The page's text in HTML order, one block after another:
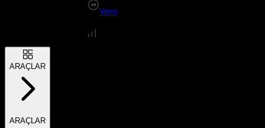
Yeni
ARAÇLAR
ARAÇLAR